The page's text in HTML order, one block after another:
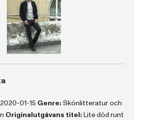
2020-01-15 Genre: Skönlitteratur och
Originalutgåvans titel: Lite död runt